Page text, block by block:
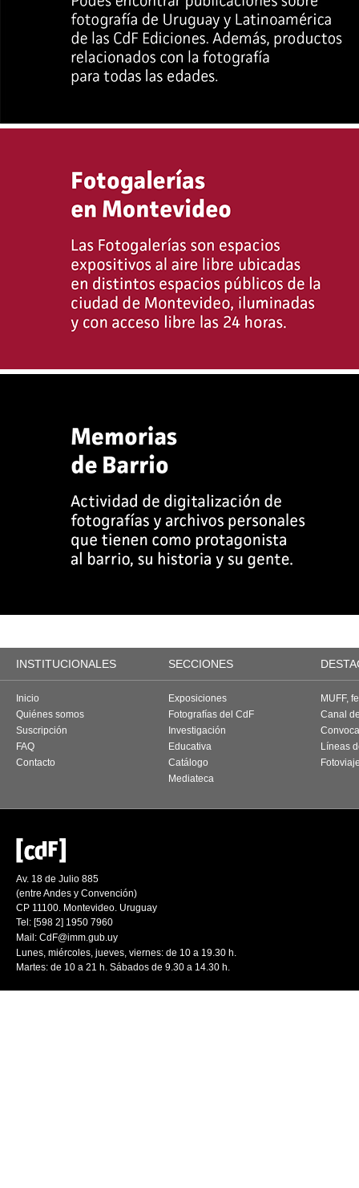
INSTITUCIONALES SECCIONES
Inicio
Quiénes somos
Suscripción
FAQ
Contacto
Exposiciones
Fotografías del CdF
Investigación
Educativa
Catálogo
Mediateca
MUFF,
Canal
Líneas
Av. 18 de Julio 885
(entre Andes y Convención)
CP 11100. Montevideo. Uruguay
Tel: [598 2] 1950 7960
Mail: CdF@imm.gub.uy
Lunes, miércoles, jueves, viernes: de 10 a 19.30 h.
Martes: de 10 a 21 h. Sábados de 9.30 a 14.30 h.